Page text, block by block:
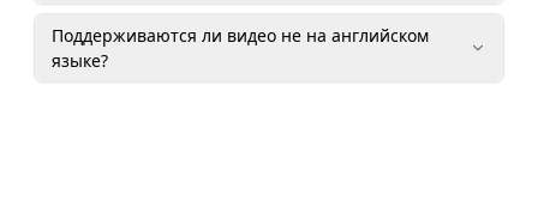
Поддерживаются ли видео не на английском
языке?